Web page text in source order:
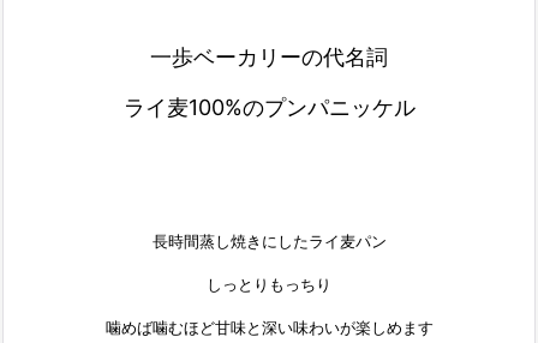
一歩ベーカリーの代名詞
ライ麦100%のプンパニッケル
長時間蒸し焼きにしたライ麦パン
しっとりもっちり
噛めば噛むほど甘味と深い味わいが楽しめます